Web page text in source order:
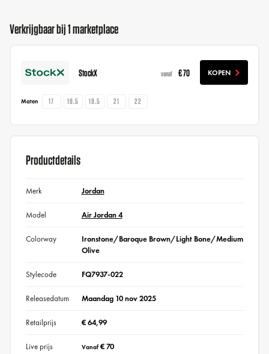
Verkrijgbaar bij 1 marketplace
StockX vanaf € 70 KOPEN
Maten 17 18.5 19.5 21 22
Productdetails
Merk Jordan
Model Air Jordan 4
Colorway
Ironstone/Baroque Brown/Light Bone/Medium
Olive
Stylecode FQ7937-022
Releasedatum Maandag 10 nov 2025
Retailprijs € 64,99
Live prijs Vanaf€ 70